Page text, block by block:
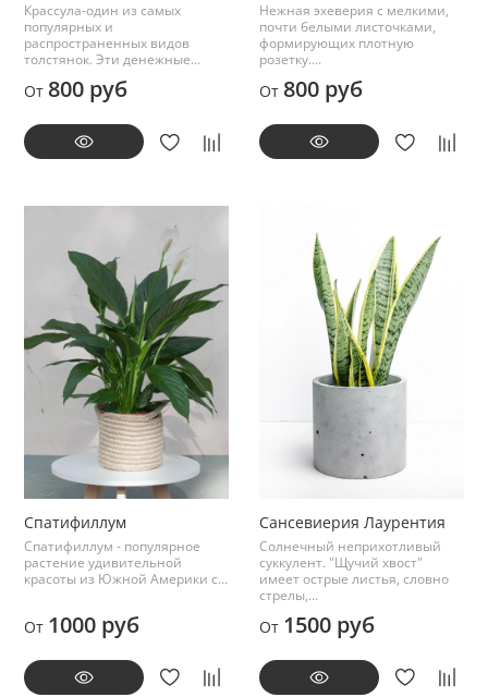
Крассула-один из самых
популярных и
распространенных видов
толстянок. Эти денежные...
От 800 руб
Нежная эхеверия с мелкими,
почти белыми листочками,
формирующих плотную
розетку....
От 800 руб
Спатифиллум
Спатифиллум - популярное
растение удивительной
красоты из Южной Америки с...
От 1000 руб
Сансевиерия Лаурентия
Солнечный неприхотливый
суккулент. "Щучий хвост"
имеет острые листья, словно
стрелы,...
От 1500 руб